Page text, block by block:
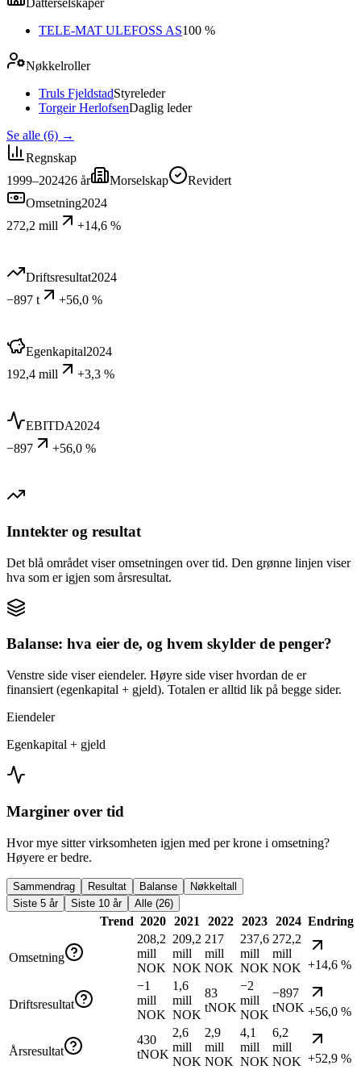
Datterselskaper
TELE-MAT ULEFOSS AS100 %
Nøkkelroller
Truls FjeldstadStyreleder
Torgeir HerlofsenDaglig leder
Se alle (6) →
Regnskap
1999–202426 år Morselskap
Revidert
Omsetning2024
272,2 mill
+14,6 %
Driftsresultat2024
−897 t
+56,0 %
Egenkapital2024
192,4 mill
+3,3 %
EBITDA2024
−897
+56,0 %
Inntekter og resultat
Det blå området viser omsetningen over tid. Den grønne linjen viser
hva som er igjen som årsresultat.
Balanse: hva eier de, og hvem skylder de penger?
Venstre side viser eiendeler. Høyre side viser hvordan de er
finansiert (egenkapital + gjeld). Totalen er alltid lik på begge sider.
Eiendeler
Egenkapital + gjeld
Marginer over tid
Hvor mye sitter virksomheten igjen med per krone i omsetning?
Høyere er bedre.
Sammendrag Resultat Balanse
Nøkkeltall
Siste 5 år
Siste 10 år Alle (26)
Trend 2020 2021 2022 2023 2024 Endring
Omsetning
208,2
mill
NOK
209,2
mill
NOK
217
mill
NOK
237,6
mill
NOK
272,2
mill
NOK +14,6 %
Driftsresultat
−1
mill
NOK
1,6
mill
NOK
83
tNOK
−2
mill
NOK
−897
tNOK +56,0 %
Årsresultat
430
tNOK
2,6
mill
NOK
2,9
mill
NOK
4,1
mill
NOK
6,2
mill
NOK +52,9 %